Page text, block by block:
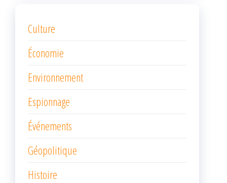
Culture
Économie
Environnement
Espionnage
Événements
Géopolitique
Histoire